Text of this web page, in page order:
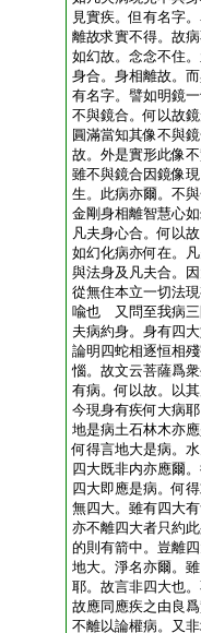
見實疾。但有名字
離故求實不得。故
如幻故。念念不住
身合。身相離故。
有名字。譬如明鏡
不與鏡合。何以故
圓滿當知其像不與
故。外是實形此像
雖不與鏡合因鏡像
生。此病亦爾。不
金剛身相離智慧心
凡夫身心合。何以
如幻化病亦何在。
與法身及凡夫合。
從無住本立一切法
喩也 又問至我病三
夫病約身。身有四
論明四蛇相逐恒相
惱。故文云菩薩爲
有病。何以故。以
今現身有疾何大病
地是病土石林木亦
何得言地大是病。
四大既非内亦應爾
四大即應是病。何
無四大。雖有四大
亦不離四大者只約
的則有箭中。豈離
地大。淨名亦爾。
耶。故言非四大也
故應同應疾之由良
不離以論權病。又